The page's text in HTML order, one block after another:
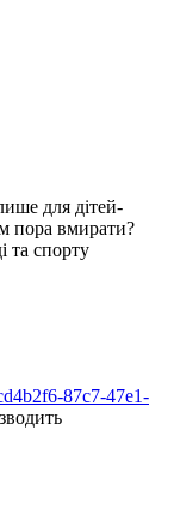
для дітей-
пора вмирати?
та спорту
87c7-47e1-